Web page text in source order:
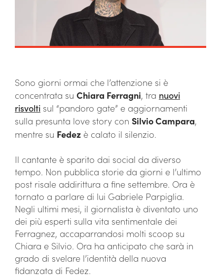
Sono giorni ormai che l’attenzione si è
concentrata su Chiara Ferragni, tra nuovi
risvolti sul “pandoro gate” e aggiornamenti
sulla presunta love story con Silvio Campara,
mentre su Fedez è calato il silenzio.
Il cantante è sparito dai social da diverso
tempo. Non pubblica storie da giorni e l’ultimo
post risale addirittura a fine settembre. Ora è
tornato a parlare di lui Gabriele Parpiglia.
Negli ultimi mesi, il giornalista è diventato uno
dei più esperti sulla vita sentimentale dei
Ferragnez, accaparrandosi molti scoop su
Chiara e Silvio. Ora ha anticipato che sarà in
grado di svelare l’identità della nuova
fidanzata di Fedez.